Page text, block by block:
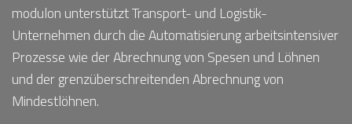
modulon unterstützt Transport- und Logistik-
Unternehmen durch die Automatisierung arbeitsintensiver
Prozesse wie der Abrechnung von Spesen und Löhnen
und der grenzüberschreitenden Abrechnung von
Mindestlöhnen.